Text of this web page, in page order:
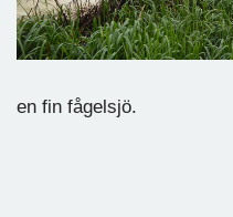
en fin fågelsjö.